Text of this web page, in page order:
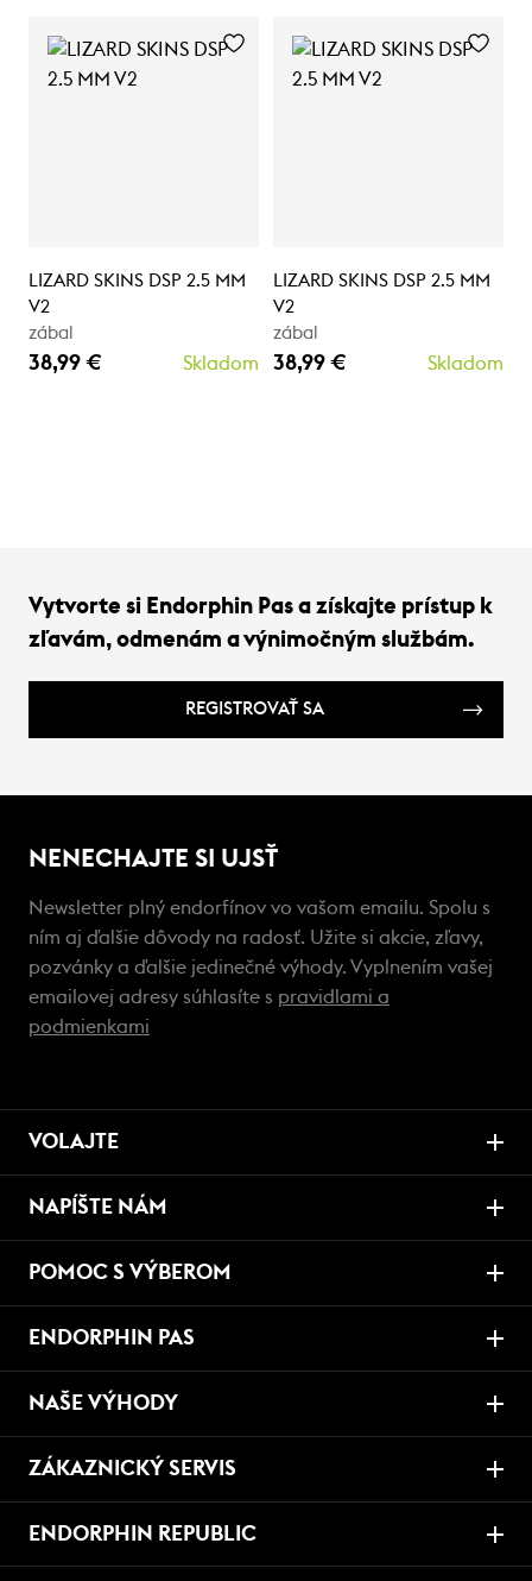
LIZARD SKINS DSP 2.5 MM
V2
zábal
38,99 € Skladom
LIZARD SKINS DSP 2.5 MM
V2
zábal
38,99 € Skladom
Vytvorte si Endorphin Pas a získajte prístup k
zľavám, odmenám a výnimočným službám.
REGISTROVAŤ SA
NENECHAJTE SI UJSŤ
Newsletter plný endorfínov vo vašom emailu. Spolu s
ním aj ďalšie dôvody na radosť. Užite si akcie, zľavy,
pozvánky a ďalšie jedinečné výhody. Vyplnením vašej
emailovej adresy súhlasíte s pravidlami a
podmienkami
VOLAJTE
NAPÍŠTE NÁM
POMOC S VÝBEROM
ENDORPHIN PAS
NAŠE VÝHODY
ZÁKAZNICKÝ SERVIS
ENDORPHIN REPUBLIC